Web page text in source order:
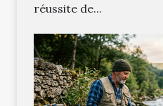
réussite de...